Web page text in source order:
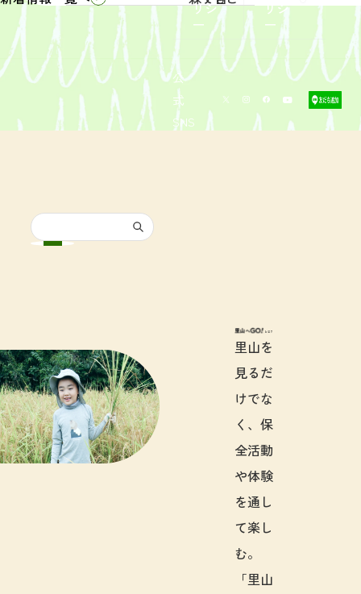
リシ
ー
リシ
ー
公
式
SNS
然体
験！」
募集を
開始し
まし
そ
う！」
活動レ
ポート
を掲載
しまし
た。
里山へGO!と
里山を
見るだ
けでな
く、保
全活動
や体験
を通し
て楽し
む。
「里山